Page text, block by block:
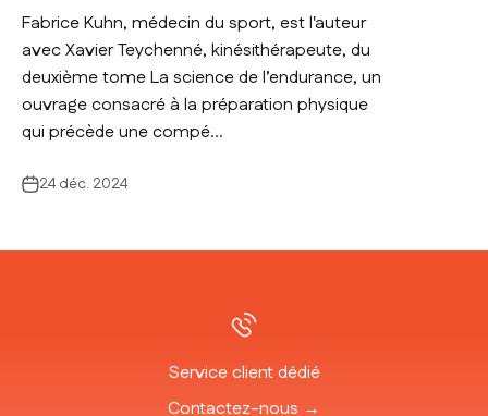
Fabrice Kuhn, médecin du sport, est l'auteur
avec Xavier Teychenné, kinésithérapeute, du
deuxième tome La science de l’endurance, un
ouvrage consacré à la préparation physique
qui précède une compé...
24 déc. 2024
Service client dédié
Contactez-nous →